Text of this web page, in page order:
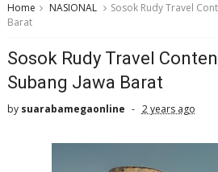
Home NASIONAL
Sosok Rudy Travel
Barat
Sosok Rudy Travel
Subang Jawa Barat
by suarabamegaonline 2 years ago